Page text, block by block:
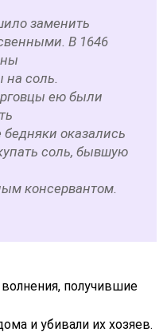
заменить
В 1646
на соль.
ею были
бедняки оказались
соль, бывшую
консервантом.
получившие
и убивали их хозяев.